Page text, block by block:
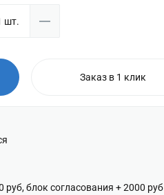
Заказ в 1 клик
руб, блок согласования + 2000 руб